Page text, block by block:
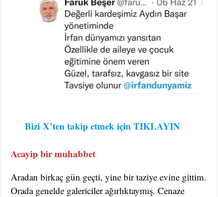
Bizi X’ten takip etmek için TIKLAYIN
Acayip bir muhabbet
Aradan birkaç gün geçti, yine bir taziye evine gittim.
Orada genelde galericiler ağırlıktaymış. Cenaze